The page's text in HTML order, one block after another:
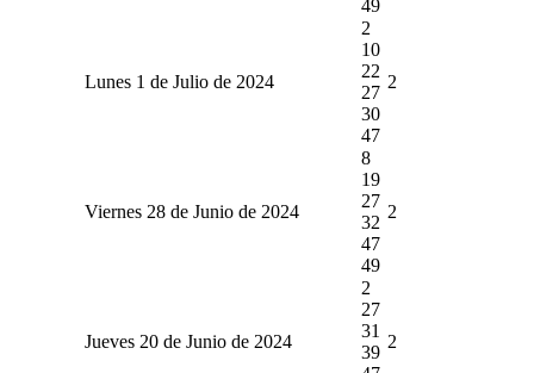
49
Lunes 1 de Julio de 2024
2
10
22
27
30
47
2
Viernes 28 de Junio de 2024
8
19
27
32
47
49
2
Jueves 20 de Junio de 2024
2
27
31
39
2